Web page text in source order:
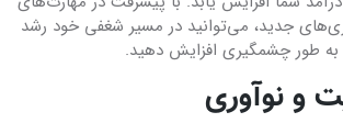
جدید، می‌توانید در مسیر شغفی خود رشد
به طور چشمگیری افزایش دهید.
و نوآوری